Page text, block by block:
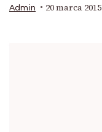
Admin 20 marca 2015